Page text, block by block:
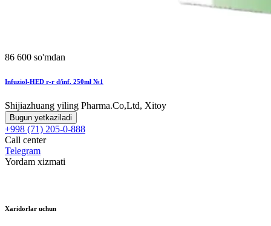
86 600 so'mdan
Infuziol-HED r-r d/inf. 250ml №1
Shijiazhuang yiling Pharma.Co,Ltd, Xitoy
Bugun yetkaziladi
+998 (71) 205-0-888
Call center
Telegram
Yordam xizmati
Xaridorlar uchun